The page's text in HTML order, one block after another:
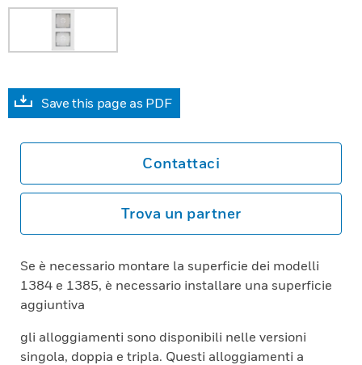
Save this page as PDF
Contattaci
Trova un partner
Se è necessario montare la superficie dei modelli
1384 e 1385, è necessario installare una superficie
aggiuntiva
gli alloggiamenti sono disponibili nelle versioni
singola, doppia e tripla. Questi alloggiamenti a